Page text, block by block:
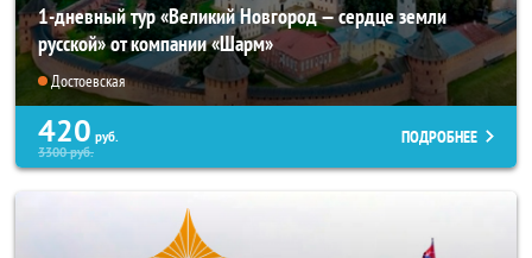
1-дневный тур «Великий Новгород — сердце земли
русской» от компании «Шарм»
Достоевская
420 руб.
3300руб.
ПОДРОБНЕЕ